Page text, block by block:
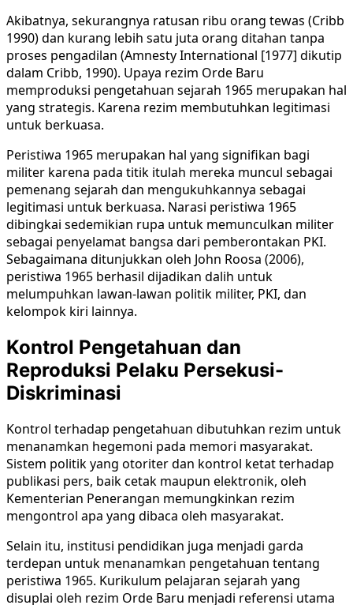
Akibatnya, sekurangnya ratusan ribu orang tewas (Cribb
1990) dan kurang lebih satu juta orang ditahan tanpa
proses pengadilan (Amnesty International [1977] dikutip
dalam Cribb, 1990). Upaya rezim Orde Baru
memproduksi pengetahuan sejarah 1965 merupakan hal
yang strategis. Karena rezim membutuhkan legitimasi
untuk berkuasa.
Peristiwa 1965 merupakan hal yang signifikan bagi
militer karena pada titik itulah mereka muncul sebagai
pemenang sejarah dan mengukuhkannya sebagai
legitimasi untuk berkuasa. Narasi peristiwa 1965
dibingkai sedemikian rupa untuk memunculkan militer
sebagai penyelamat bangsa dari pemberontakan PKI.
Sebagaimana ditunjukkan oleh John Roosa (2006),
peristiwa 1965 berhasil dijadikan dalih untuk
melumpuhkan lawan-lawan politik militer, PKI, dan
kelompok kiri lainnya.
Kontrol Pengetahuan dan
Reproduksi Pelaku Persekusi-
Diskriminasi
Kontrol terhadap pengetahuan dibutuhkan rezim untuk
menanamkan hegemoni pada memori masyarakat.
Sistem politik yang otoriter dan kontrol ketat terhadap
publikasi pers, baik cetak maupun elektronik, oleh
Kementerian Penerangan memungkinkan rezim
mengontrol apa yang dibaca oleh masyarakat.
Selain itu, institusi pendidikan juga menjadi garda
terdepan untuk menanamkan pengetahuan tentang
peristiwa 1965. Kurikulum pelajaran sejarah yang
disuplai oleh rezim Orde Baru menjadi referensi utama